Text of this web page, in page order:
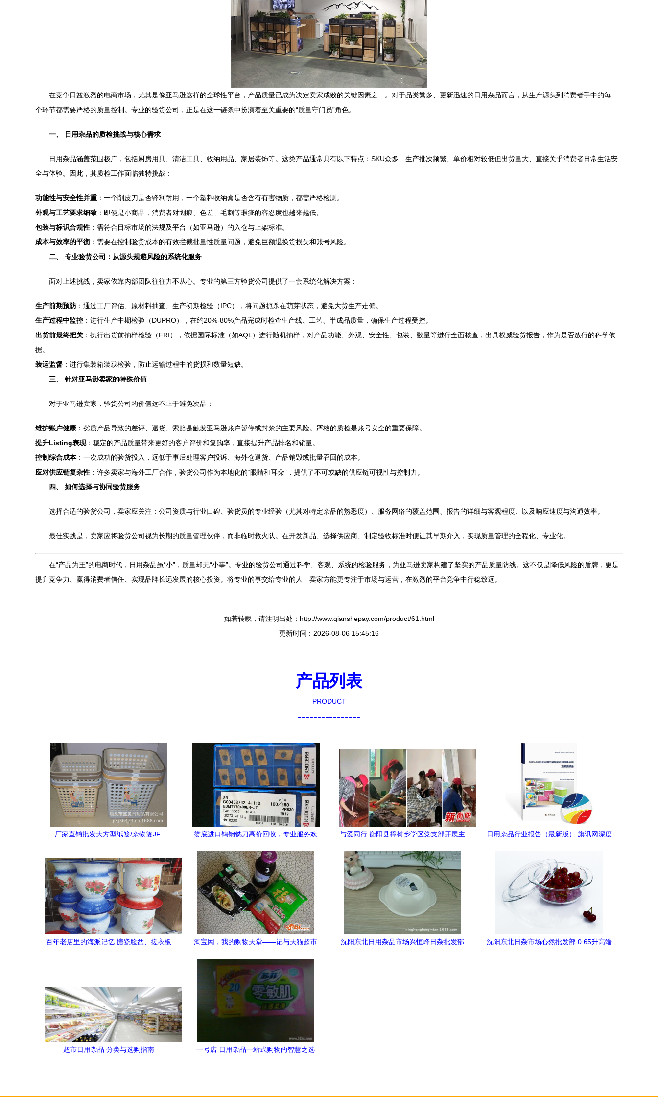
在竞争日益激烈的电商市场，尤其是像亚马逊这样的全球性平台，产品质量已成为决定卖家成败的关键因素之一。对于品类繁多、更新迅速的日用杂品而言，从生产源头到消费者手中的每一
个环节都需要严格的质量控制。专业的验货公司，正是在这一链条中扮演着至关重要的“质量守门员”角色。
一、 日用杂品的质检挑战与核心需求
日用杂品涵盖范围极广，包括厨房用具、清洁工具、收纳用品、家居装饰等。这类产品通常具有以下特点：SKU众多、生产批次频繁、单价相对较低但出货量大、直接关乎消费者日常生活安
全与体验。因此，其质检工作面临独特挑战：
功能性与安全性并重 ：一个削皮刀是否锋利耐用，一个塑料收纳盒是否含有有害物质，都需严格检测。
外观与工艺要求细致 ：即使是小商品，消费者对划痕、色差、毛刺等瑕疵的容忍度也越来越低。
包装与标识合规性 ：需符合目标市场的法规及平台（如亚马逊）的入仓与上架标准。
成本与效率的平衡 ：需要在控制验货成本的有效拦截批量性质量问题，避免巨额退换货损失和账号风险。
二、 专业验货公司：从源头规避风险的系统化服务
面对上述挑战，卖家依靠内部团队往往力不从心。专业的第三方验货公司提供了一套系统化解决方案：
生产前期预防：通过工厂评估、原材料抽查、生产初期检验（IPC），将问题扼杀在萌芽状态，避免大货生产走偏。
生产过程中监控 ：进行生产中期检验（DUPRO），在约20%-80%产品完成时检查生产线、工艺、半成品质量，确保生产过程受控。
出货前最终把关 ：执行出货前抽样检验（FRI），依据国际标准（如AQL）进行随机抽样，对产品功能、外观、安全性、包装、数量等进行全面核查，出具权威验货报告，作为是否放行的科学依
据。
装运监督 ：进行集装箱装载检验，防止运输过程中的货损和数量短缺。
三、 针对亚马逊卖家的特殊价值
对于亚马逊卖家，验货公司的价值远不止于避免次品：
维护账户健康 ：劣质产品导致的差评、退货、索赔是触发亚马逊账户暂停或封禁的主要风险。严格的质检是账号安全的重要保障。
提升Listing表现：稳定的产品质量带来更好的客户评价和复购率，直接提升产品排名和销量。
控制综合成本：一次成功的验货投入，远低于事后处理客户投诉、海外仓退货、产品销毁或批量召回的成本。
应对供应链复杂性 ：许多卖家与海外工厂合作，验货公司作为本地化的“眼睛和耳朵”，提供了不可或缺的供应链可视性与控制力。
四、 如何选择与协同验货服务
选择合适的验货公司，卖家应关注：公司资质与行业口碑、验货员的专业经验（尤其对特定杂品的熟悉度）、服务网络的覆盖范围、报告的详细与客观程度、以及响应速度与沟通效率。
最佳实践是，卖家应将验货公司视为长期的质量管理伙伴，而非临时救火队。在开发新品、选择供应商、制定验收标准时便让其早期介入，实现质量管理的全程化、专业化。
在“产品为王”的电商时代，日用杂品虽“小”，质量却无“小事”。专业的验货公司通过科学、客观、系统的检验服务，为亚马逊卖家构建了坚实的产品质量防线。这不仅是降低风险的盾牌，更是
提升竞争力、赢得消费者信任、实现品牌长远发展的核心投资。将专业的事交给专业的人，卖家方能更专注于市场与运营，在激烈的平台竞争中行稳致远。
如若转载，请注明出处：http://www.qianshepay.com/product/61.html
更新时间：2026-08-06 15:45:16
产品列表
PRODUCT
----------------
厂家直销批发大方型纸篓/杂物篓JF-
择
娄底进口钨钢铣刀高价回收，专业服务欢
与爱同行 衡阳县樟树乡学区党支部开展主
日用杂品行业报告（最新版） 旗讯网深度
百年老店里的海派记忆 搪瓷脸盆、搓衣板
淘宝网，我的购物天堂——记与天猫超市
沈阳东北日用杂品市场兴恒峰日杂批发部
沈阳东北日杂市场心然批发部 0.65升高端
超市日用杂品 分类与选购指南 一号店 日用杂品一站式购物的智慧之选